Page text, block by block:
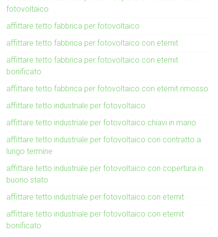
fotovoltaico
affittare tetto fabbrica per fotovoltaico
affittare tetto fabbrica per fotovoltaico con eternit
affittare tetto fabbrica per fotovoltaico con eternit
bonificato
affittare tetto fabbrica per fotovoltaico con eternit rimosso
affittare tetto industriale per fotovoltaico
affittare tetto industriale per fotovoltaico chiavi in mano
affittare tetto industriale per fotovoltaico con contratto a
lungo termine
affittare tetto industriale per fotovoltaico con copertura in
buono stato
affittare tetto industriale per fotovoltaico con eternit
affittare tetto industriale per fotovoltaico con eternit
bonificato